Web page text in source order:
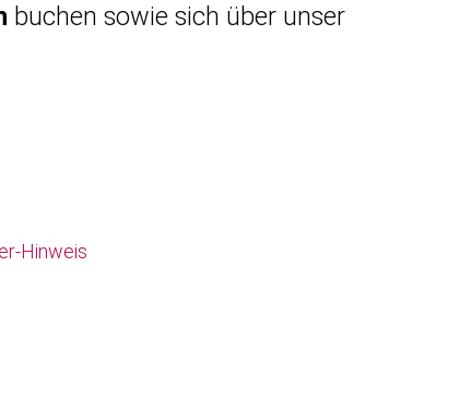
buchen sowie sich über unser
Hinweis